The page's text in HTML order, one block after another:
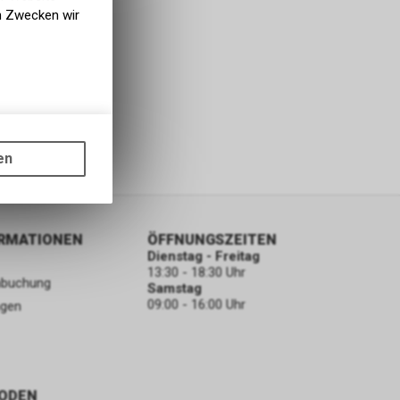
ÖFFNUNGSZEITEN
Dienstag - Freitag
13:30 - 18:30 Uhr
Samstag
09:00 - 16:00 Uhr
Zwecken wir
wie die
die